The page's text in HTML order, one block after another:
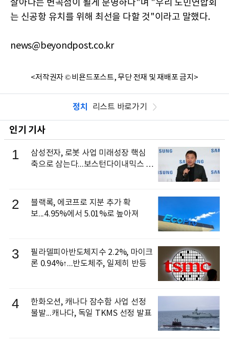
살아나는 변곡점이 될게 분명하다"며 "우리 도민연합회
는 신공항 유치를 위해 최선을 다할 것"이라고 말했다.
news@beyondpost.co.kr
<저작권자 © 비욘드포스트, 무단 전재 및 재배포 금지>
정치 리스트 바로가기
인기 기사
1
삼성전자, 로봇 사업 미래성장 핵심
축으로 삼는다...보스턴다이내믹스 출
2
블랙록, 에코프로 지분 추가 확
보...4.95%에서 5.01%로 높아져
3
필라델피아반도체지수 2.2%, 마이크
론 0.94%↑...반도체주, 일제히 반등
4
한화오션, 캐나다 잠수함 사업 선정
불발...캐나다, 독일 TKMS 선정 발표